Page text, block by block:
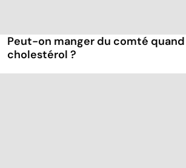
Peut-on manger du comté quand
cholestérol ?